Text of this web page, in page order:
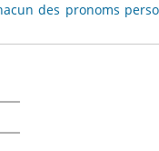
des pronoms